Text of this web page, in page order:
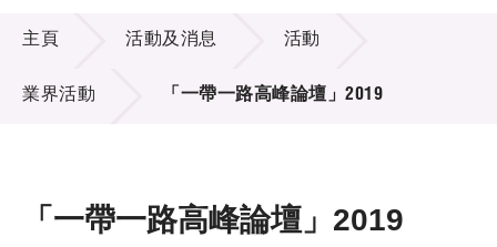
技術商品化
項目及資助計劃
活動及消息
活動及消息
主頁 活動及消息 活動
業界活動 「一帶一路高峰論壇」2019
「一帶一路高峰論壇」2019